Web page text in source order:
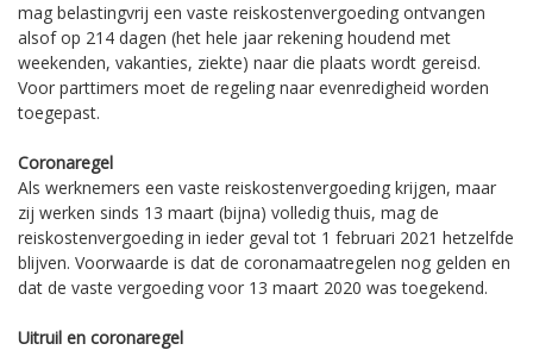
mag belastingvrij een vaste reiskostenvergoeding ontvangen
alsof op 214 dagen (het hele jaar rekening houdend met
weekenden, vakanties, ziekte) naar die plaats wordt gereisd.
Voor parttimers moet de regeling naar evenredigheid worden
toegepast.
Coronaregel
Als werknemers een vaste reiskostenvergoeding krijgen, maar
zij werken sinds 13 maart (bijna) volledig thuis, mag de
reiskostenvergoeding in ieder geval tot 1 februari 2021 hetzelfde
blijven. Voorwaarde is dat de coronamaatregelen nog gelden en
dat de vaste vergoeding voor 13 maart 2020 was toegekend.
Uitruil en coronaregel